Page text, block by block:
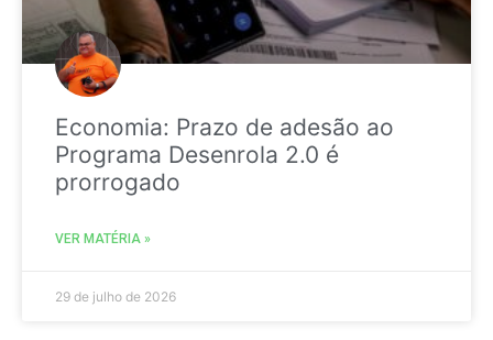
Economia: Prazo de adesão ao
Programa Desenrola 2.0 é
prorrogado
VER MATÉRIA »
29 de julho de 2026